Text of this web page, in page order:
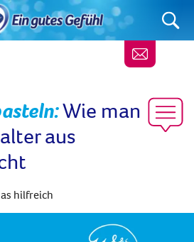
:Wie man
aus
hilfreich